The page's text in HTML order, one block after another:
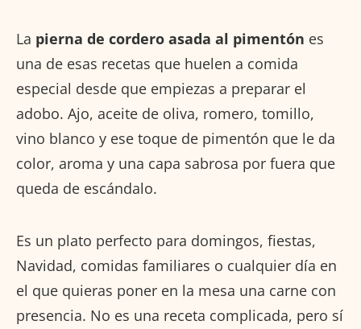
La pierna de cordero asada al pimentón es
una de esas recetas que huelen a comida
especial desde que empiezas a preparar el
adobo. Ajo, aceite de oliva, romero, tomillo,
vino blanco y ese toque de pimentón que le da
color, aroma y una capa sabrosa por fuera que
queda de escándalo.
Es un plato perfecto para domingos, fiestas,
Navidad, comidas familiares o cualquier día en
el que quieras poner en la mesa una carne con
presencia. No es una receta complicada, pero sí